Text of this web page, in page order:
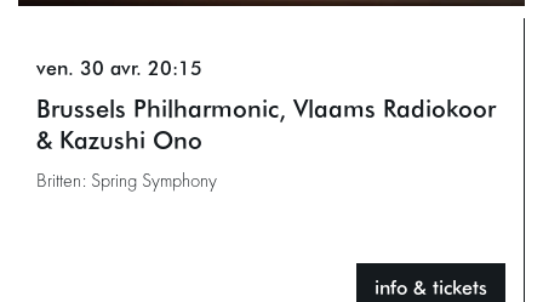
Brussels Philharmonic, Vlaams Radiokoor
& Kazushi Ono
Britten: Spring Symphony
ven. 30 avr. 20:15
info & tickets